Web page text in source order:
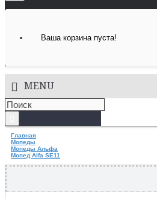
Ваша корзина пуста!
MENU
Главная
Мопеды
Мопеды Альфа
Мопед Alfa SE11